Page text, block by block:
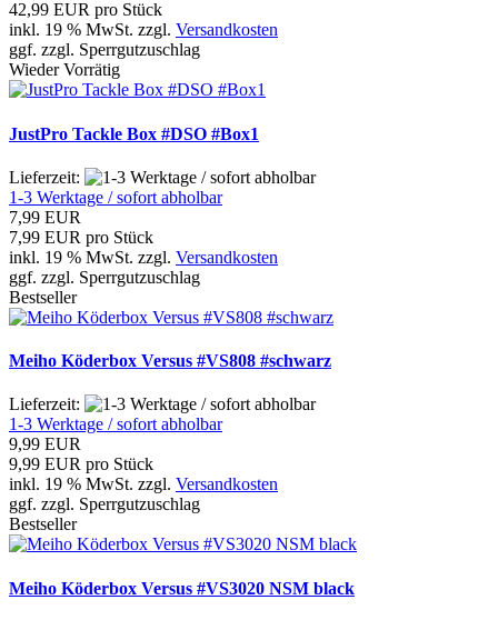
42,99 EUR pro Stück
inkl. 19 % MwSt. zzgl. Versandkosten
ggf. zzgl. Sperrgutzuschlag
Wieder Vorrätig
JustPro Tackle Box #DSO #Box1
Lieferzeit:
1-3 Werktage / sofort abholbar
7,99 EUR
7,99 EUR pro Stück
inkl. 19 % MwSt. zzgl. Versandkosten
ggf. zzgl. Sperrgutzuschlag
Bestseller
Meiho Köderbox Versus #VS808 #schwarz
Lieferzeit:
1-3 Werktage / sofort abholbar
9,99 EUR
9,99 EUR pro Stück
inkl. 19 % MwSt. zzgl. Versandkosten
ggf. zzgl. Sperrgutzuschlag
Bestseller
Meiho Köderbox Versus #VS3020 NSM black